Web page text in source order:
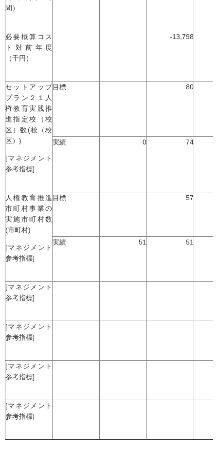
間）
必要概算コス
ト対前年度
（千円）
-13,798
セットアップ
プラン２１人
権教育実践推
進指定校（校
区）数(校（校
区）)
[マネジメント
参考指標]
目標 80
実績 0 74
人権教育推進
市町村事業の
実施市町村数
(市町村)
[マネジメント
参考指標]
目標 57
実績 51 51
[マネジメント
参考指標]
[マネジメント
参考指標]
[マネジメント
参考指標]
[マネジメント
参考指標]